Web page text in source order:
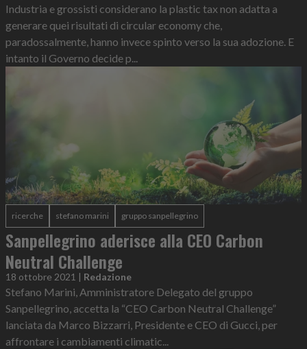
Industria e grossisti considerano la plastic tax non adatta a
generare quei risultati di circular economy che,
paradossalmente, hanno invece spinto verso la sua adozione. E
intanto il Governo decide p...
ricerche stefano marini gruppo sanpellegrino
Sanpellegrino aderisce alla CEO Carbon
Neutral Challenge
18 ottobre 2021 | Redazione
Stefano Marini, Amministratore Delegato del gruppo
Sanpellegrino, accetta la “CEO Carbon Neutral Challenge”
lanciata da Marco Bizzarri, Presidente e CEO di Gucci, per
affrontare i cambiamenti climatic...